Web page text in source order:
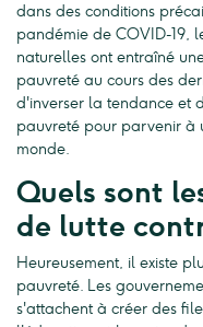
dans des conditions
pandémie de COVID-19,
naturelles ont entraîné
pauvreté au cours des
d'inverser la tendance et
pauvreté pour parvenir à
monde.
Quels sont
de lutte
Heureusement, il existe
pauvreté. Les
s'attachent à créer des